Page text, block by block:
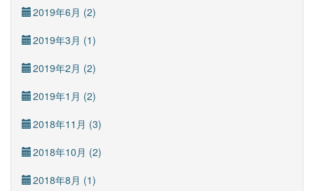
2019年6月 (2)
2019年3月 (1)
2019年2月 (2)
2019年1月 (2)
2018年11月 (3)
2018年10月 (2)
2018年8月 (1)